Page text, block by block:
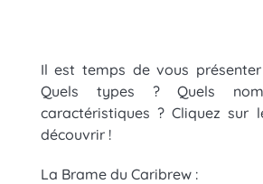
Il est temps de vous
Quels types ? Quels
caractéristiques ? Cliquez sur
découvrir !
La Brame du Caribrew :